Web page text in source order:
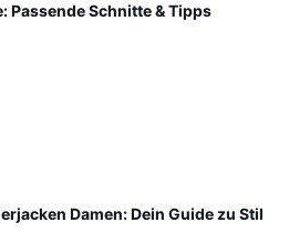
Passende Schnitte & Tipps
Damen: Dein Guide zu Stil